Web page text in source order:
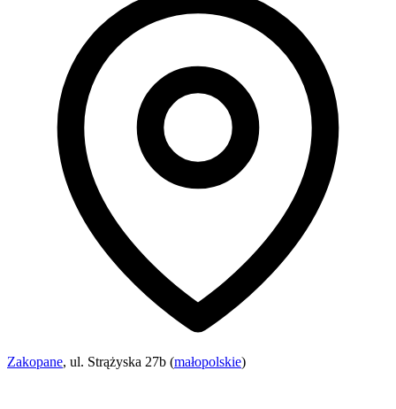
Zakopane, ul. Strążyska 27b (małopolskie)